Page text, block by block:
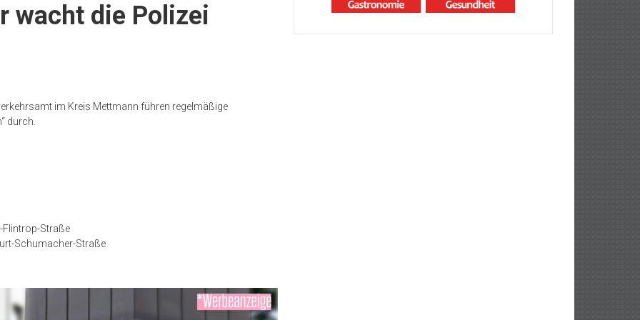
wacht die Polizei
im Kreis Mettmann führen regelmäßige
durch.
Flintrop-Straße
Schumacher-Straße